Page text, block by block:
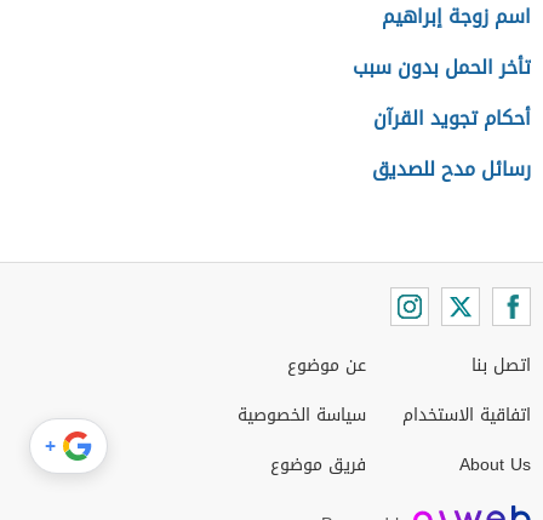
اسم زوجة إبراهيم
تأخر الحمل بدون سبب
أحكام تجويد القرآن
رسائل مدح للصديق
اتصل بنا
اتفاقية الاستخدام
About Us
عن موضوع
سياسة الخصوصية
فريق موضوع
+